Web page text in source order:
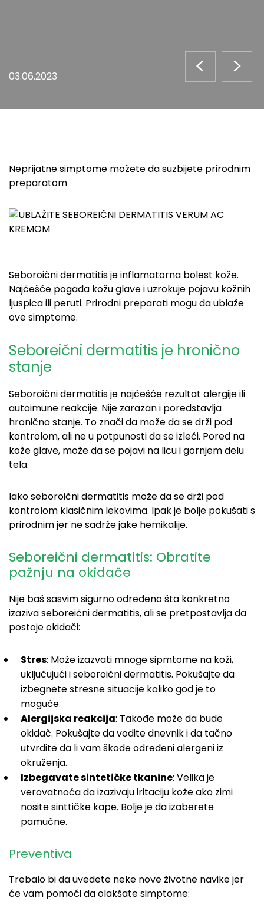
03.06.2023 < >
Neprijatne simptome možete da suzbijete prirodnim
preparatom
Seboroični dermatitis je inflamatorna bolest kože.
Najčešće pogađa kožu glave i uzrokuje pojavu kožnih
ljuspica ili peruti. Prirodni preparati mogu da ublaže
ove simptome.
Seboreični dermatitis je hronično
stanje
Seboroični dermatitis je najčešće rezultat alergije ili
autoimune reakcije. Nije zarazan i poredstavlja
hronično stanje. To znači da može da se drži pod
kontrolom, ali ne u potpunosti da se izleči. Pored na
kože glave, može da se pojavi na licu i gornjem delu
tela.
Iako seboroični dermatitis može da se drži pod
kontrolom klasičnim lekovima. Ipak je bolje pokušati s
prirodnim jer ne sadrže jake hemikalije.
Seboreični dermatitis: Obratite
pažnju na okidače
Nije baš sasvim sigurno određeno šta konkretno
izaziva seboreični dermatitis, ali se pretpostavlja da
postoje okidači:
Stres: Može izazvati mnoge sipmtome na koži,
uključujući i seboroični dermatitis. Pokušajte da
izbegnete stresne situacije koliko god je to
moguće.
Alergijska reakcija: Takođe može da bude
okidač. Pokušajte da vodite dnevnik i da tačno
utvrdite da li vam škode određeni alergeni iz
okruženja.
Izbegavate sintetičke tkanine: Velika je
verovatnoća da izazivaju iritaciju kože ako zimi
nosite sinttičke kape. Bolje je da izaberete
pamučne.
Preventiva
Trebalo bi da uvedete neke nove životne navike jer
će vam pomoći da olakšate simptome: